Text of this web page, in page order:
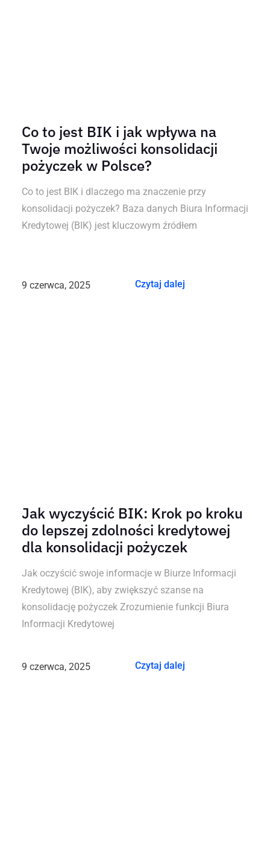
Co to jest BIK i jak wpływa na
Twoje możliwości konsolidacji
pożyczek w Polsce?
Co to jest BIK i dlaczego ma znaczenie przy
konsolidacji pożyczek? Baza danych Biura Informacji
Kredytowej (BIK) jest kluczowym źródłem
9 czerwca, 2025 Czytaj dalej
Jak wyczyścić BIK: Krok po kroku
do lepszej zdolności kredytowej
dla konsolidacji pożyczek
Jak oczyścić swoje informacje w Biurze Informacji
Kredytowej (BIK), aby zwiększyć szanse na
konsolidację pożyczek Zrozumienie funkcji Biura
Informacji Kredytowej
9 czerwca, 2025 Czytaj dalej